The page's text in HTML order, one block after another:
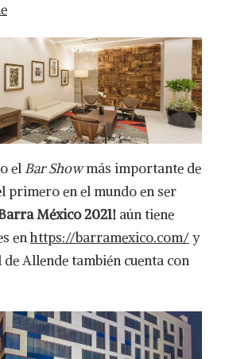
elBar Showmás importante de
primero en el mundo en ser
México 2021! aún tiene
enhttps://barramexico.com/y
Allende también cuenta con